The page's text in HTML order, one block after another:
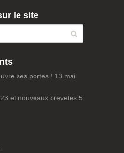
le site
ses portes ! 13 mai
et nouveaux brevetés 5